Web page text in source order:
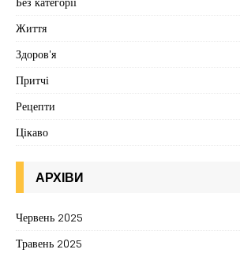
Життя
Здоров'я
Притчі
Рецепти
Цікаво
АРХІВИ
Червень 2025
Травень 2025